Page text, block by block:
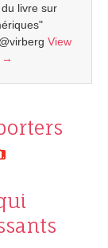
livre sur
View
→